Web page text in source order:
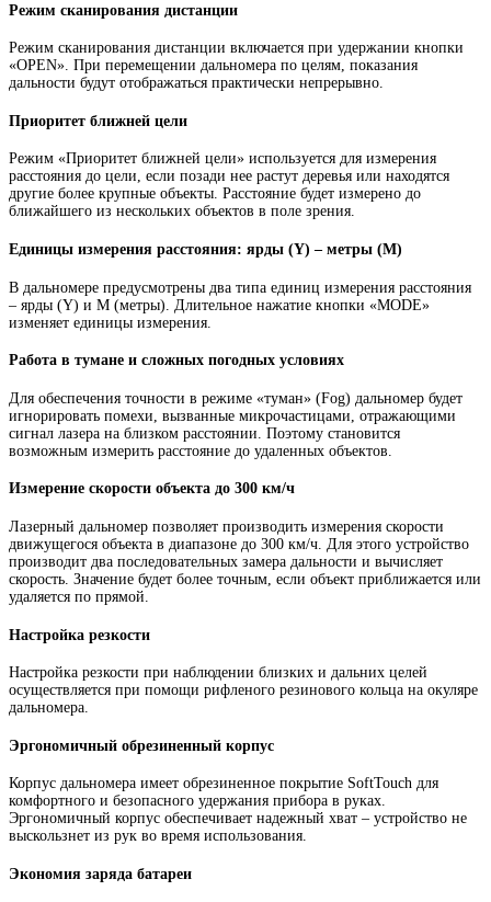
Режим сканирования дистанции
Режим сканирования дистанции включается при удержании кнопки
«OPEN». При перемещении дальномера по целям, показания
дальности будут отображаться практически непрерывно.
Приоритет ближней цели
Режим «Приоритет ближней цели» используется для измерения
расстояния до цели, если позади нее растут деревья или находятся
другие более крупные объекты. Расстояние будет измерено до
ближайшего из нескольких объектов в поле зрения.
Единицы измерения расстояния: ярды (Y) – метры (М)
В дальномере предусмотрены два типа единиц измерения расстояния
– ярды (Y) и М (метры). Длительное нажатие кнопки «MODE»
изменяет единицы измерения.
Работа в тумане и сложных погодных условиях
Для обеспечения точности в режиме «туман» (Fog) дальномер будет
игнорировать помехи, вызванные микрочастицами, отражающими
сигнал лазера на близком расстоянии. Поэтому становится
возможным измерить расстояние до удаленных объектов.
Измерение скорости объекта до 300 км/ч
Лазерный дальномер позволяет производить измерения скорости
движущегося объекта в диапазоне до 300 км/ч. Для этого устройство
производит два последовательных замера дальности и вычисляет
скорость. Значение будет более точным, если объект приближается или
удаляется по прямой.
Настройка резкости
Настройка резкости при наблюдении близких и дальних целей
осуществляется при помощи рифленого резинового кольца на окуляре
дальномера.
Эргономичный обрезиненный корпус
Корпус дальномера имеет обрезиненное покрытие SoftTouch для
комфортного и безопасного удержания прибора в руках.
Эргономичный корпус обеспечивает надежный хват – устройство не
выскользнет из рук во время использования.
Экономия заряда батареи